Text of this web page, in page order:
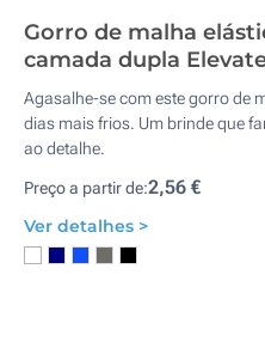
Gorro de malha
camada dupla
Agasalhe-se com este gorro de
dias mais frios. Um brinde que
ao detalhe.
Preço a partir de:2,56 €
Ver detalhes >